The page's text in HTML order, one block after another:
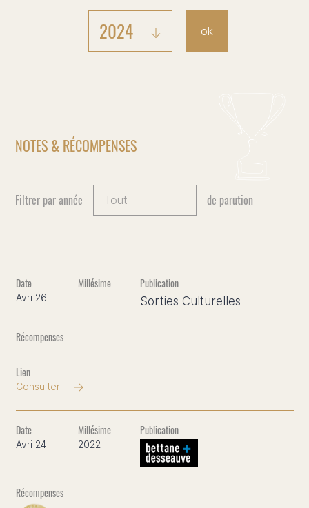
2024 ok
NOTES & RÉCOMPENSES
Filtrer par année de parution
Avri 26 Sorties Culturelles
Consulter
Avri 24 2022